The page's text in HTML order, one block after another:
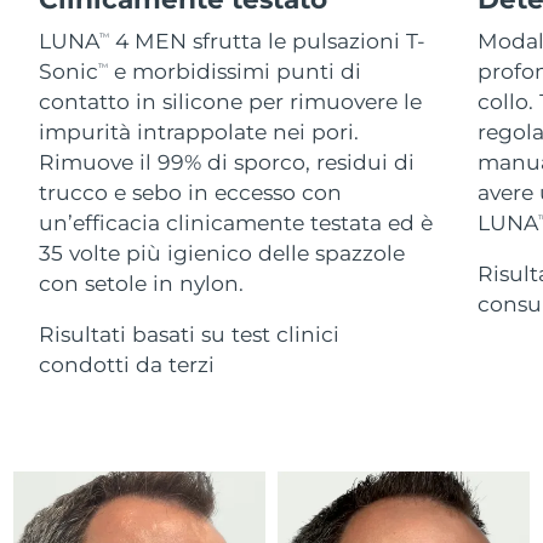
LUNATM
4 MEN sfrutta le pulsazioni T-
SonicTM
e morbidissimi punti di
contatto in silicone per rimuovere le
impurità intrappolate nei pori.
Rimuove il 99% di sporco, residui di
trucco e sebo in eccesso con
un’efficacia clinicamente testata ed è
35 volte più igienico delle spazzole
con setole in nylon.
Risultati basati su test clinici
condotti da terzi
collo.
LUNA
For healthy hair
Cosmetici Uomini
Vedi tutto
APP FOREO
CHI SIAMO
Israele Consegna stimata
Italia 8/11/26
Giappone Consegna stimata 8/14/26
Jersey Consegna stimata 8/16/26
Kazakistan Consegna stimata
8/11/26
Lettonia
Lituania Consegna stimata8/11/26